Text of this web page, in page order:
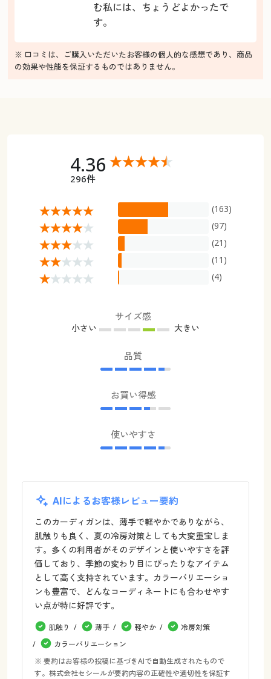
む私には、ちょうどよかったで
す。
※ 口コミは、ご購入いただいたお客様の個人的な感想であり、商品
の効果や性能を保証するものではありません。
4.36
296件
(163)
(97)
(21)
(11)
(4)
サイズ感
小さい 大きい
品質
お買い得感
使いやすさ
AIによるお客様レビュー要約
このカーディガンは、薄手で軽やかでありながら、
肌触りも良く、夏の冷房対策としても大変重宝しま
す。多くの利用者がそのデザインと使いやすさを評
価しており、季節の変わり目にぴったりなアイテム
として高く支持されています。カラーバリエーショ
ンも豊富で、どんなコーディネートにも合わせやす
い点が特に好評です。
肌触り 薄手 軽やか
冷房対策
カラーバリエーション
※ 要約はお客様の投稿に基づきAIで自動生成されたもので
す。株式会社セシールが要約内容の正確性や適切性を保証す